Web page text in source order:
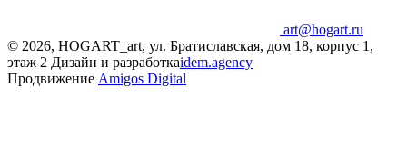
art@hogart.ru
© 2026, HOGART_art, ул. Братиславская, дом 18, корпус 1,
этаж 2 Дизайн и разработкаidem.agency
Продвижение Amigos Digital